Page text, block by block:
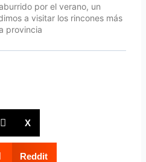
por el verano, un
a visitar los rincones más
provincia
X
Reddit